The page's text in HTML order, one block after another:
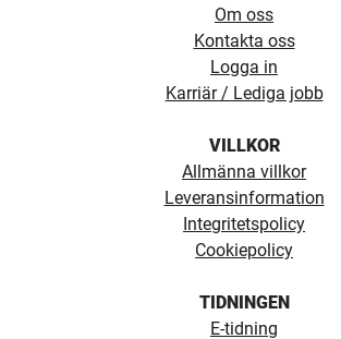
Om oss
Kontakta oss
Logga in
Karriär / Lediga jobb
VILLKOR
Allmänna villkor
Leveransinformation
Integritetspolicy
Cookiepolicy
TIDNINGEN
E-tidning